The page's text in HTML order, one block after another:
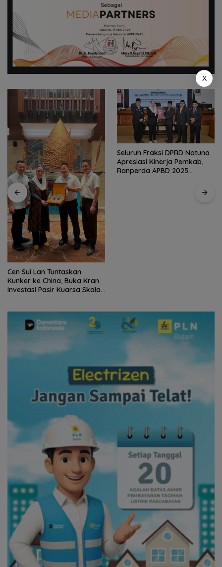
Cen Sui Lan Tuntaskan
Kunker ke China, Buka Kran
Investasi Pasir Kuarsa Skala
Seluruh Fraksi DPRD Natuna
Apresiasi Kinerja Pemkab,
Ranperda APBD 2025
X